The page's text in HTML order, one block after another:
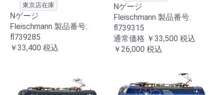
東京店在庫
Nゲージ
Fleischmann 製品番号:
fl739285
￥33,400 税込
Nゲージ
Fleischmann 製品番号:
fl739315
通常価格 ￥33,500 税込
￥26,000 税込